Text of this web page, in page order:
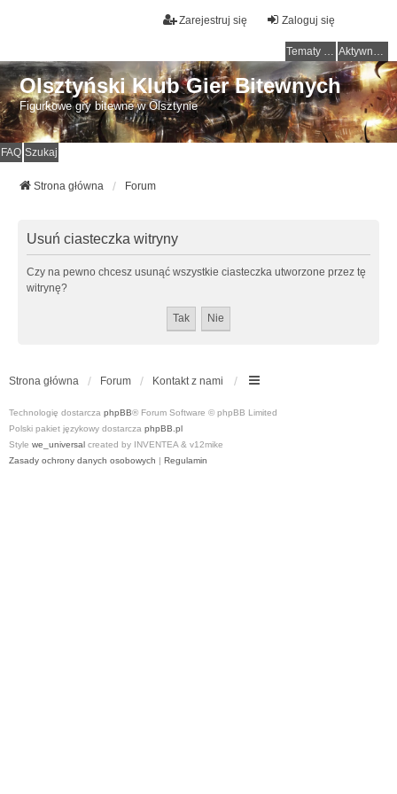
Zaloguj się
Zarejestruj się
Tematy bez odpowiedzi Aktywne tematy
Olsztyński Klub Gier Bitewnych
Figurkowe gry bitewne w Olsztynie
FAQ Szukaj
Strona główna Forum
Usuń ciasteczka witryny
Czy na pewno chcesz usunąć wszystkie ciasteczka utworzone przez tę
witrynę?
Strona główna Forum Kontakt z nami
Technologię dostarcza phpBB® Forum Software © phpBB Limited
Polski pakiet językowy dostarcza phpBB.pl
Style we_universal created by INVENTEA & v12mike
Zasady ochrony danych osobowych | Regulamin